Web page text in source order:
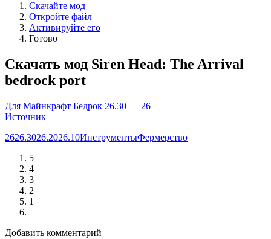
Скачайте мод
Откройте файл
Активируйте его
Готово
Скачать мод Siren Head: The Arrival
bedrock port
Для Майнкрафт Бедрок 26.30 — 26
Источник
2626.3026.2026.10ИнструментыФермерство
5
4
3
2
1
Добавить комментарий